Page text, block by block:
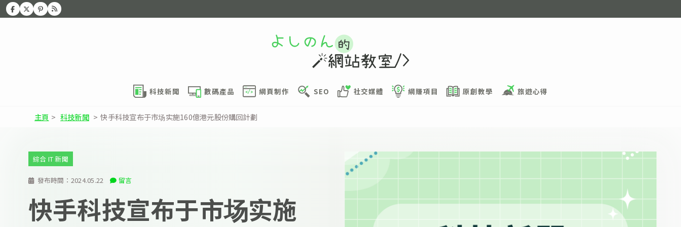
科技新聞 數碼產品 網頁制作 SEO 社交媒體 網賺項目 原創教學 旅遊心得
主頁 > 科技新聞 > 快手科技宣布于市场实施160億港元股份購回計劃
發布時間： 2024.05.22 留言
綜合 IT 新聞
快手科技宣布于市场实施